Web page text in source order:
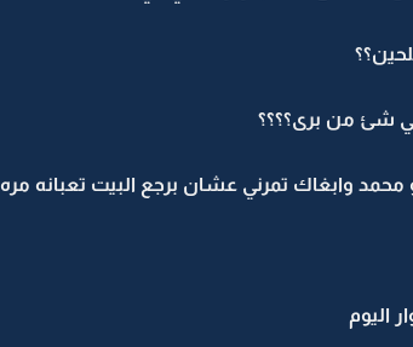
شئ من برى؟؟؟؟
وابغاك تمرني عشان برجع البيت تعبانه مره
اليوم